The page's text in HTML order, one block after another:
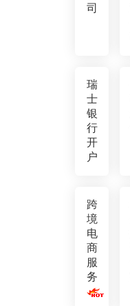
司
瑞
士
银
行
开
户
跨
境
电
商
服
务